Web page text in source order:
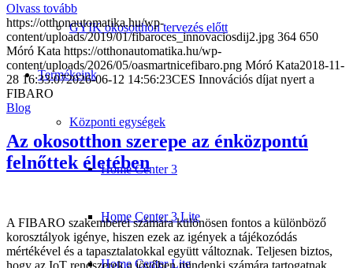
GYIK okosotthon tervezés előtt
Termékeink
Központi egységek
Home Center 3
Home Center 3 Lite
Home Center Lite
Olvass tovább
https://otthonautomatika.hu/wp-
content/uploads/2019/01/fibaroces_innovaciosdij2.jpg 364 650
Móró Kata https://otthonautomatika.hu/wp-
content/uploads/2026/05/oasmartnicefibaro.png Móró Kata2018-11-
28 16:33:072026-06-12 14:56:23CES Innovációs díjat nyert a
FIBARO
Blog
Az okosotthon szerepe az énközpontú
felnőttek életében
A FIBARO szakemberei számára különösen fontos a különböző
korosztályok igénye, hiszen ezek az igények a tájékozódás
mértékével és a tapasztalatokkal együtt változnak. Teljesen biztos,
hogy az IoT rendszerek a jövőben mindenki számára tartogatnak